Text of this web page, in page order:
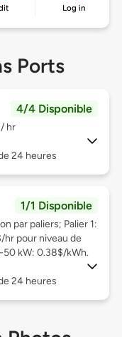
Log in
Ports
4/4 Disponible
hr
24 heures
1/1 Disponible
par paliers; Palier 1:
hr pour niveau de
50 kW: 0.38$/kWh.
24 heures